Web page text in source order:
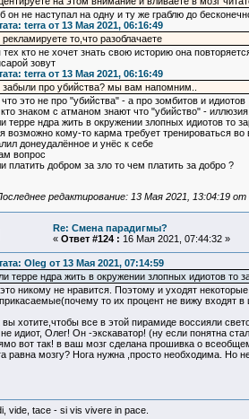
он не наступал на одну и ту же граблю до
terra от 13 Мая 2021, 06:16:49
то,что разоблачаете
тех кто не хочет знать свою историю она
зовут
terra от 13 Мая 2021, 06:16:49
про убийства? мы вам напомним..
что это не про "убийства" - а про зомбитов и идиотов
знаком с атманом знают что "убийство" -
терре ндра жить в окружении злопных идиотов то
возможно кому-то карма требует тренироваться
донеудалённое и унёс к себе
вопрос
платить добром за зло то чем платить за добро ?
редактирование: 13 Мая 2021, 13:04:19 от
Re: Смена парадигмы?
« Ответ #124 : 16 Мая 2021, 07:44:32 »
Oleg от 13 Мая 2021, 07:14:59
терре ндра жить в окружении злопных идиотов то
никому не нравится. Поэтому и уходят
то их процент не вижу входят
вы хотите,чтобы все в этой пирамиде воссияли
идиот, Олег! Он -экскаватор! (ну если понятна
вот так! в ваш мозг сделана прошивка о
равна мозгу? Нога нужна ,просто необходима. Но
vide, tace - si vis vivere in pace.